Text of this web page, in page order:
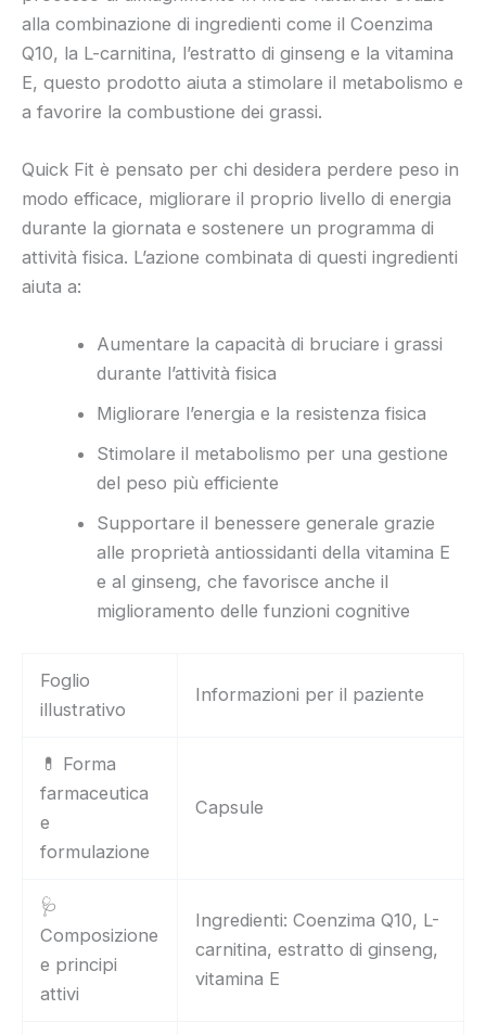
alla combinazione di ingredienti come il Coenzima
Q10, la L-carnitina, l’estratto di ginseng e la vitamina
E, questo prodotto aiuta a stimolare il metabolismo e
a favorire la combustione dei grassi.
Quick Fit è pensato per chi desidera perdere peso in
modo efficace, migliorare il proprio livello di energia
durante la giornata e sostenere un programma di
attività fisica. L’azione combinata di questi ingredienti
aiuta a:
Aumentare la capacità di bruciare i grassi
durante l’attività fisica
Migliorare l’energia e la resistenza fisica
Stimolare il metabolismo per una gestione
del peso più efficiente
Supportare il benessere generale grazie
alle proprietà antiossidanti della vitamina E
e al ginseng, che favorisce anche il
miglioramento delle funzioni cognitive
Foglio
illustrativo
Informazioni per il paziente
💊 Forma
farmaceutica
e
formulazione
Capsule
🩺
Composizione
e principi
attivi
Ingredienti: Coenzima Q10, L-
carnitina, estratto di ginseng,
vitamina E